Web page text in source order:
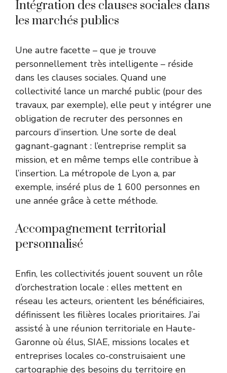
Intégration des clauses sociales dans
les marchés publics
Une autre facette – que je trouve
personnellement très intelligente – réside
dans les clauses sociales. Quand une
collectivité lance un marché public (pour des
travaux, par exemple), elle peut y intégrer une
obligation de recruter des personnes en
parcours d’insertion. Une sorte de deal
gagnant-gagnant : l’entreprise remplit sa
mission, et en même temps elle contribue à
l’insertion. La métropole de Lyon a, par
exemple, inséré plus de 1 600 personnes en
une année grâce à cette méthode.
Accompagnement territorial
personnalisé
Enfin, les collectivités jouent souvent un rôle
d’orchestration locale : elles mettent en
réseau les acteurs, orientent les bénéficiaires,
définissent les filières locales prioritaires. J’ai
assisté à une réunion territoriale en Haute-
Garonne où élus, SIAE, missions locales et
entreprises locales co-construisaient une
cartographie des besoins du territoire en